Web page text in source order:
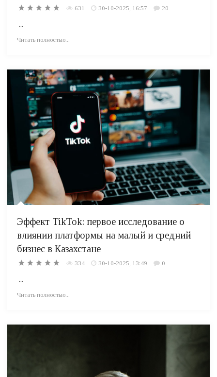
631 30-10-2025, 16:57 20
...
Читать полностью...
Эффект TikTok: первое исследование о
влиянии платформы на малый и средний
бизнес в Казахстане
334 30-10-2025, 13:49 0
...
Читать полностью...